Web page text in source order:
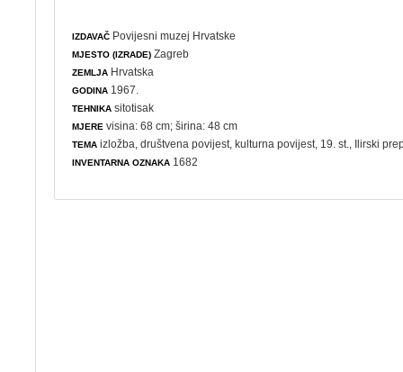
IZDAVAČ Povijesni muzej Hrvatske
MJESTO (IZRADE) Zagreb
ZEMLJA Hrvatska
GODINA 1967.
TEHNIKA sitotisak
MJERE visina: 68 cm; širina: 48 cm
TEMA izložba ,društvena povijest ,kulturna povijest , 19. st., Ilirski
INVENTARNA OZNAKA 1682